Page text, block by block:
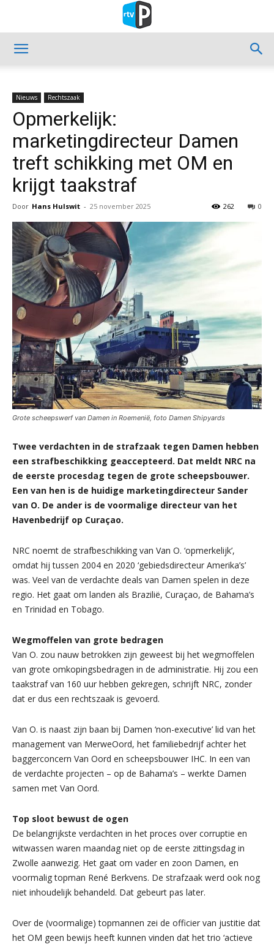
Nieuws Rechtszaak
Opmerkelijk:
marketingdirecteur Damen
treft schikking met OM en
krijgt taakstraf
Door Hans Hulswit - 25 november 2025 0
262
Grote scheepswerf van Damen in Roemenië, foto Damen Shipyards
Twee verdachten in de strafzaak tegen Damen hebben
een strafbeschikking geaccepteerd. Dat meldt NRC na
de eerste procesdag tegen de grote scheepsbouwer.
Een van hen is de huidige marketingdirecteur Sander
van O. De ander is de voormalige directeur van het
Havenbedrijf op Curaçao.
NRC noemt de strafbeschikking van Van O. ‘opmerkelijk’,
omdat hij tussen 2004 en 2020 ‘gebiedsdirecteur Amerika’s’
was. Veel van de verdachte deals van Damen spelen in deze
regio. Het gaat om landen als Brazilië, Curaçao, de Bahama’s
en Trinidad en Tobago.
Wegmoffelen van grote bedragen
Van O. zou nauw betrokken zijn geweest bij het wegmoffelen
van grote omkopingsbedragen in de administratie. Hij zou een
taakstraf van 160 uur hebben gekregen, schrijft NRC, zonder
dat er dus een rechtszaak is gevoerd.
Van O. is naast zijn baan bij Damen ‘non-executive’ lid van het
management van MerweOord, het familiebedrijf achter het
baggerconcern Van Oord en scheepsbouwer IHC. In een van
de verdachte projecten – op de Bahama’s – werkte Damen
samen met Van Oord.
Top sloot bewust de ogen
De belangrijkste verdachten in het proces over corruptie en
witwassen waren maandag niet op de eerste zittingsdag in
Zwolle aanwezig. Het gaat om vader en zoon Damen, en
voormalig topman René Berkvens. De strafzaak werd ook nog
niet inhoudelijk behandeld. Dat gebeurt pas later.
Over de (voormalige) topmannen zei de officier van justitie dat
het OM geen bewijs heeft kunnen vinden dat het trio ‘actieve